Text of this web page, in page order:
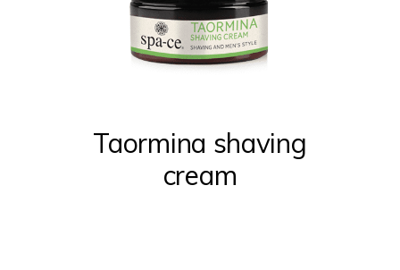
Taormina shaving
cream